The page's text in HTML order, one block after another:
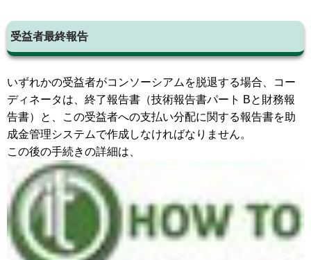
受益者最終報告
いずれかの受益者がコンソーシアムを脱退する場合、コー
ディネータは、終了報告書（技術報告書パート Bと財務報
告書）と、この受益者への支払い分配に関する報告書を助
成金管理システムで作成しなければなりません。
この後の手続きの詳細は、